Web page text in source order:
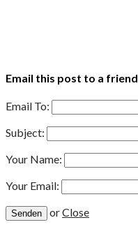
Email this post to a friend.
Email To:
Subject:
Your Name:
Your Email:
orClose